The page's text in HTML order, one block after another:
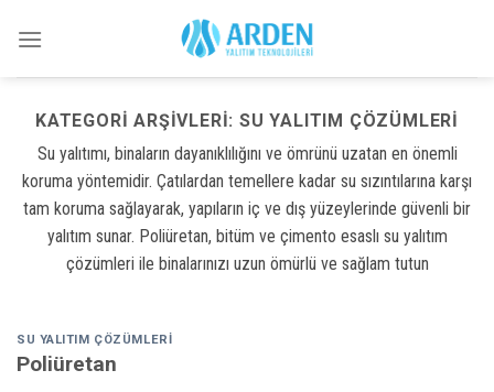
KATEGORI ARŞIVLERI: SU YALITIM ÇÖZÜMLERI
Su yalıtımı, binaların dayanıklılığını ve ömrünü uzatan en önemli
koruma yöntemidir. Çatılardan temellere kadar su sızıntılarına karşı
tam koruma sağlayarak, yapıların iç ve dış yüzeylerinde güvenli bir
yalıtım sunar. Poliüretan, bitüm ve çimento esaslı su yalıtım
çözümleri ile binalarınızı uzun ömürlü ve sağlam tutun
SU YALITIM ÇÖZÜMLERI
Poliüretan